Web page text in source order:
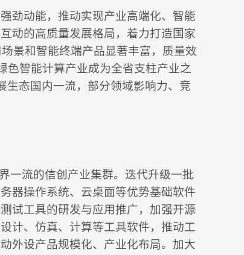
劲动能，推动实现产业高端化、智能
动的高质量发展格局，着力打造国家
景和智能终端产品显著丰富，质量效
色智能计算产业成为全省支柱产业之
生态国内一流，部分领域影响力、竞
一流的信创产业集群。迭代升级一批
器操作系统、云桌面等优势基础软件
试工具的研发与应用推广，加强开源
计、仿真、计算等工具软件，推动工
外设产品规模化、产业化布局。加大